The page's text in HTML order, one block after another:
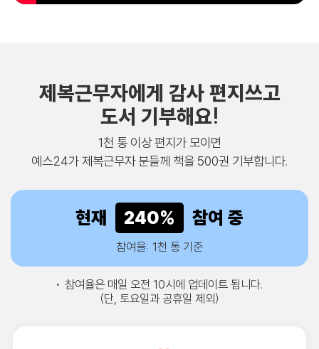
제복근무자에게 감사 편지쓰고
도서 기부해요!
1천 통 이상 편지가 모이면
예스24가 제복근무자 분들께 책을 500권 기부합니다.
현재 240% 참여 중
참여율: 1천 통 기준
·참여율은 매일 오전 10시에 업데이트 됩니다.
(단, 토요일과 공휴일 제외)